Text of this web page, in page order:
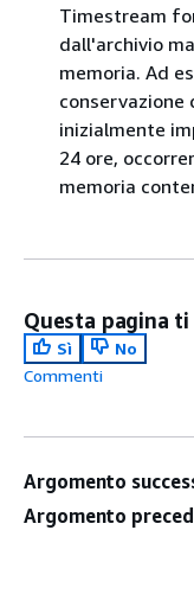
Timestream
dall'archivio
memoria. Ad
inizialmente
24 ore,
memoria
Questa pagina
Sì
No
Commenti
Argomento
Argomento